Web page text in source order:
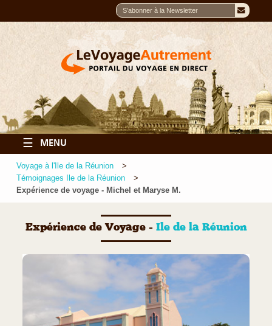
☰ MENU
Voyage à l'Ile de la Réunion
Témoignages Ile de la Réunion
Expérience de voyage - Michel et Maryse M.
Expérience de Voyage - Ile de la Réunion